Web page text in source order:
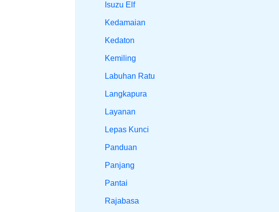
Isuzu Elf
Kedamaian
Kedaton
Kemiling
Labuhan Ratu
Langkapura
Layanan
Lepas Kunci
Panduan
Panjang
Pantai
Rajabasa